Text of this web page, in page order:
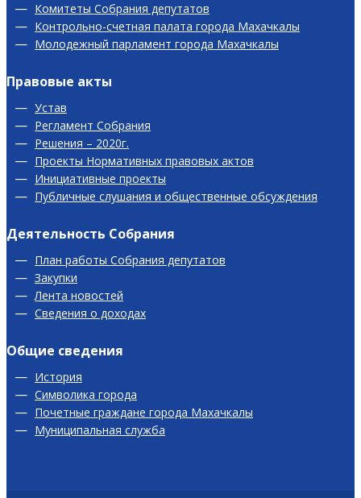
Комитеты Собрания депутатов
Контрольно-счетная палата города Махачкалы
Молодежный парламент города Махачкалы
Правовые акты
Устав
Регламент Собрания
Решения – 2020г.
Проекты Нормативных правовых актов
Инициативные проекты
Публичные слушания и общественные обсуждения
Деятельность Собрания
План работы Собрания депутатов
Закупки
Лента новостей
Сведения о доходах
Общие сведения
История
Символика города
Почетные граждане города Махачкалы
Муниципальная служба